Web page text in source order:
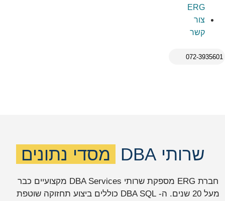
ERG
צור
קשר
072-3935601
שרותי DBA מסדי נתונים
חברת ERG מספקת שרותי DBA Services מקצועיים כבר
מעל 20 שנים. ה- DBA SQL כוללים ביצוע תחזוקה שוטפת